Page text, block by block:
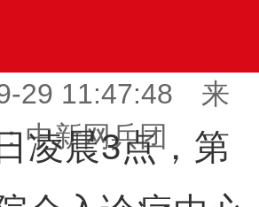
29 11:47:48 来
中新网兵团
晨3点，第